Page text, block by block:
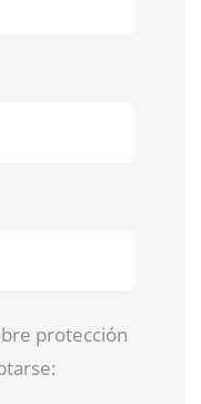
protección